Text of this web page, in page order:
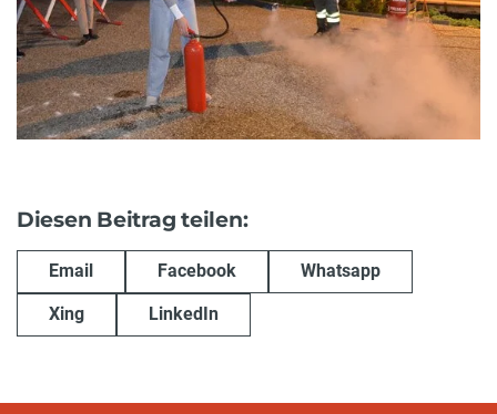
Diesen Beitrag teilen:
Email Facebook Whatsapp
Xing LinkedIn